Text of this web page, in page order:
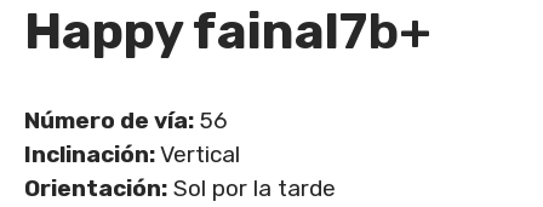
Happy fainal7b+
Número de vía: 56
Inclinación:Vertical
Orientación: Sol por la tarde